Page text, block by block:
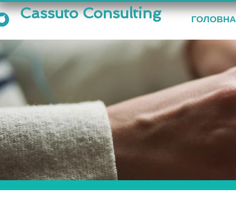
Cassuto Consulting ГОЛОВНА